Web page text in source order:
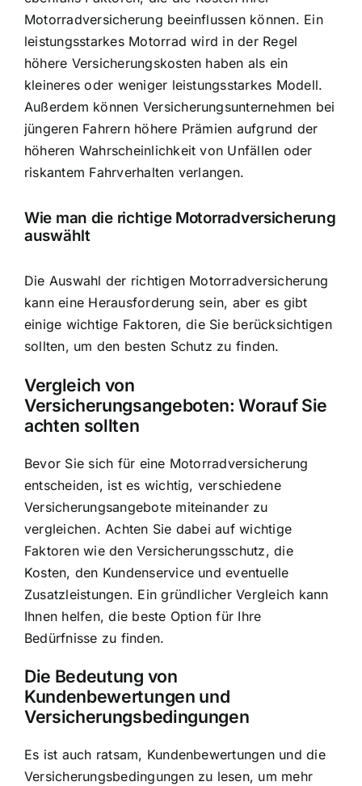
Motorradversicherung beeinflussen können. Ein
leistungsstarkes Motorrad wird in der Regel
höhere Versicherungskosten haben als ein
kleineres oder weniger leistungsstarkes Modell.
Außerdem können Versicherungsunternehmen bei
jüngeren Fahrern höhere Prämien aufgrund der
höheren Wahrscheinlichkeit von Unfällen oder
riskantem Fahrverhalten verlangen.
Wie man die richtige Motorradversicherung
auswählt
Die Auswahl der richtigen Motorradversicherung
kann eine Herausforderung sein, aber es gibt
einige wichtige Faktoren, die Sie berücksichtigen
sollten, um den besten Schutz zu finden.
Vergleich von
Versicherungsangeboten: Worauf Sie
achten sollten
Bevor Sie sich für eine Motorradversicherung
entscheiden, ist es wichtig, verschiedene
Versicherungsangebote miteinander zu
vergleichen. Achten Sie dabei auf wichtige
Faktoren wie den Versicherungsschutz, die
Kosten, den Kundenservice und eventuelle
Zusatzleistungen. Ein gründlicher Vergleich kann
Ihnen helfen, die beste Option für Ihre
Bedürfnisse zu finden.
Die Bedeutung von
Kundenbewertungen und
Versicherungsbedingungen
Es ist auch ratsam, Kundenbewertungen und die
Versicherungsbedingungen zu lesen, um mehr